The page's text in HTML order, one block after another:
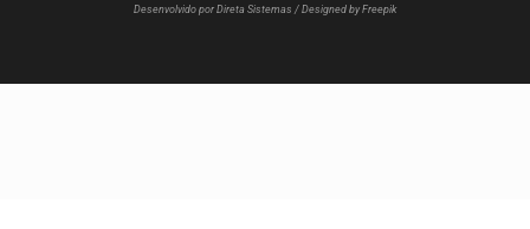
Desenvolvido por Direta Sistemas / Designed by Freepik